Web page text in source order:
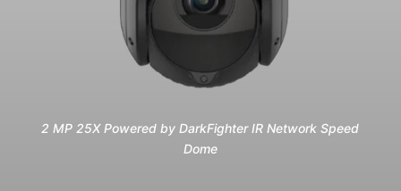
2 MP 25X Powered by DarkFighter IR Network Speed
Dome